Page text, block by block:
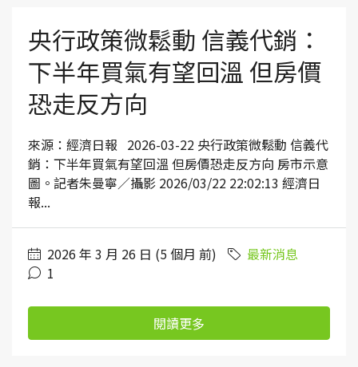
央行政策微鬆動 信義代銷：
下半年買氣有望回溫 但房價
恐走反方向
來源：經濟日報 2026-03-22 央行政策微鬆動 信義代
銷：下半年買氣有望回溫 但房價恐走反方向 房市示意
圖。記者朱曼寧／攝影 2026/03/22 22:02:13 經濟日
報...
2026 年 3 月 26 日 (5 個月 前)
最新消息
1
閱讀更多